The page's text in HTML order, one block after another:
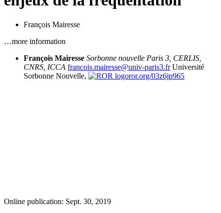
François Mairesse
…more information
François Mairesse Sorbonne nouvelle Paris 3, CERLIS,
CNRS, ICCA francois.mairesse@univ-paris3.fr Université
Sorbonne Nouvelle,
ror.org/03z6jp965
Online publication: Sept. 30, 2019